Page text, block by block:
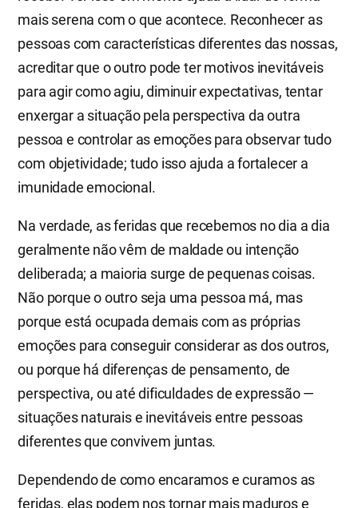
mais serena com o que acontece. Reconhecer as
pessoas com características diferentes das nossas,
acreditar que o outro pode ter motivos inevitáveis
para agir como agiu, diminuir expectativas, tentar
enxergar a situação pela perspectiva da outra
pessoa e controlar as emoções para observar tudo
com objetividade; tudo isso ajuda a fortalecer a
imunidade emocional.
Na verdade, as feridas que recebemos no dia a dia
geralmente não vêm de maldade ou intenção
deliberada; a maioria surge de pequenas coisas.
Não porque o outro seja uma pessoa má, mas
porque está ocupada demais com as próprias
emoções para conseguir considerar as dos outros,
ou porque há diferenças de pensamento, de
perspectiva, ou até dificuldades de expressão —
situações naturais e inevitáveis entre pessoas
diferentes que convivem juntas.
Dependendo de como encaramos e curamos as
feridas, elas podem nos tornar mais maduros e